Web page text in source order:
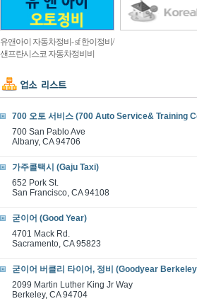
유앤아이 자동차정비- sf 한이정비/
샌프란시스코 자동차정비비
700 오토 서비스 (700 Auto Service& Training
700 San Pablo Ave
Albany, CA 94706
가주콜택시 (Gaju Taxi)
652 Pork St.
San Francisco, CA 94108
굳이어 (Good Year)
4701 Mack Rd.
Sacramento, CA 95823
굳이어 버클리 타이어, 정비 (Goodyear
2099 Martin Luther King Jr Way
Berkeley, CA 94704